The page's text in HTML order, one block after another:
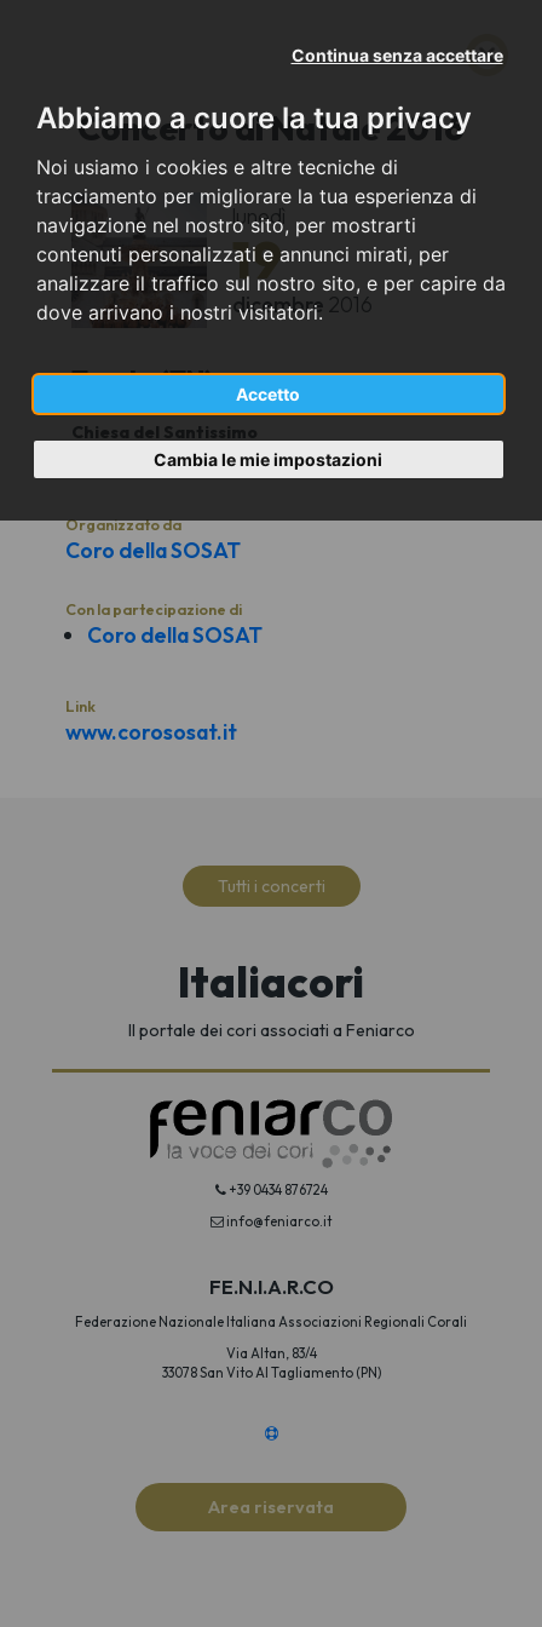
Abbiamo a cuore la tua privacy
Noi usiamo i cookies e altre tecniche di
tracciamento per migliorare la tua esperienza di
navigazione nel nostro sito, per mostrarti
contenuti personalizzati e annunci mirati, per
analizzare il traffico sul nostro sito, e per capire da
dove arrivano i nostri visitatori.
Accetto
Continua senza accettare
Cambia le mie impostazioni
Concerto di Natale 2016
lunedì
19
dicembre 2016
Trento (TN)
Chiesa del Santissimo
Organizzato da
Coro della SOSAT
Con la partecipazione di
Coro della SOSAT
Link
www.corososat.it
Tutti i concerti
Italiacori
Il portale dei cori associati a Feniarco
+39 0434 876724
info@feniarco.it
FE.N.I.A.R.CO
Federazione Nazionale Italiana Associazioni Regionali Corali
Via Altan, 83/4
33078 San Vito Al Tagliamento (PN)
Area riservata